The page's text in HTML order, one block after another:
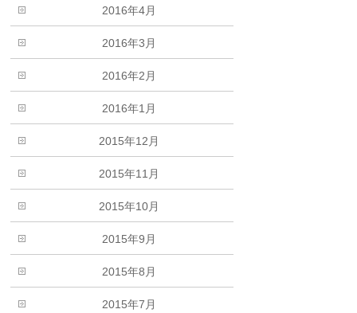
2016年4月
2016年3月
2016年2月
2016年1月
2015年12月
2015年11月
2015年10月
2015年9月
2015年8月
2015年7月